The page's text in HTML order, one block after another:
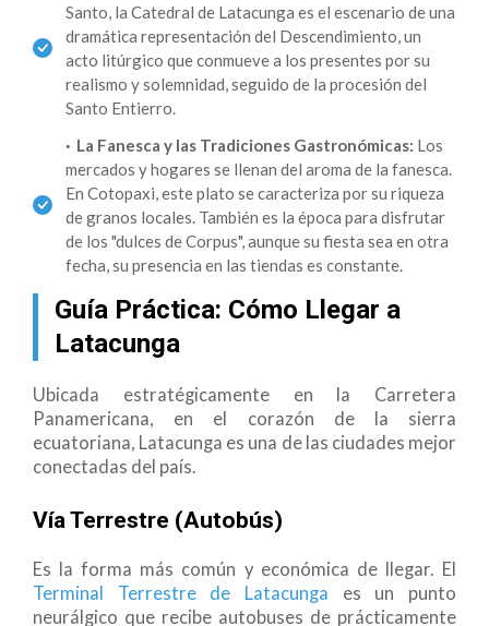
Santo, la Catedral de Latacunga es el escenario de una
dramática representación del Descendimiento, un
acto litúrgico que conmueve a los presentes por su
realismo y solemnidad, seguido de la procesión del
Santo Entierro.
La Fanesca y las Tradiciones Gastronómicas: Los
mercados y hogares se llenan del aroma de la fanesca.
En Cotopaxi, este plato se caracteriza por su riqueza
de granos locales. También es la época para disfrutar
de los "dulces de Corpus", aunque su fiesta sea en otra
fecha, su presencia en las tiendas es constante.
Guía Práctica: Cómo Llegar a
Latacunga
Ubicada estratégicamente en la Carretera
Panamericana, en el corazón de la sierra
ecuatoriana, Latacunga es una de las ciudades mejor
conectadas del país.
Vía Terrestre (Autobús)
Es la forma más común y económica de llegar. El
Terminal Terrestre de Latacunga es un punto
neurálgico que recibe autobuses de prácticamente